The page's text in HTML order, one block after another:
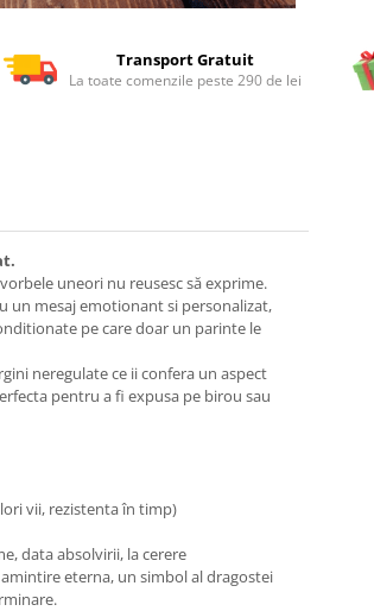
Transport Gratuit
La toate comenzile peste 290 de lei
uneori nu reusesc să exprime.
un mesaj emotionant si personalizat,
pe care doar un parinte le
neregulate ce ii confera un aspect
pentru a fi expusa pe birou sau
vii, rezistenta în timp)
data absolvirii, la cerere
eterna, un simbol al dragostei